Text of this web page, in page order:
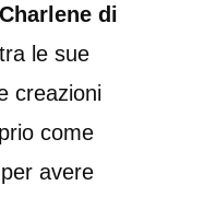
di
tra le sue
creazioni
come
avere